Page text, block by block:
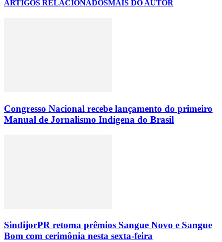
ARTIGOS RELACIONADOSMAIS DO AUTOR
Congresso Nacional recebe lançamento do primeiro
Manual de Jornalismo Indígena do Brasil
SindijorPR retoma prêmios Sangue Novo e Sangue
Bom com cerimônia nesta sexta-feira